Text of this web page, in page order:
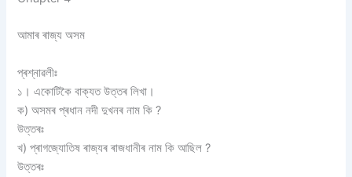
আমাৰ ৰাজ্য অসম
প্ৰশ্নাৱলীঃ
১। একোটিকৈ বাক্যত উত্তৰ লিখা।
ক) অসমৰ প্ৰধান নদী দুখনৰ নাম কি ?
উত্তৰঃ
খ) প্ৰাগজ্যোতিষ ৰাজ্যৰ ৰাজধানীৰ নাম কি আছিল ?
উত্তৰঃ